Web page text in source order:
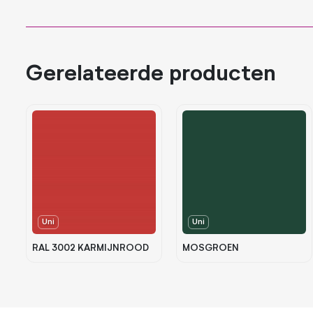
Gerelateerde producten
Uni
RAL 3002 KARMIJNROOD
Uni
MOSGROEN